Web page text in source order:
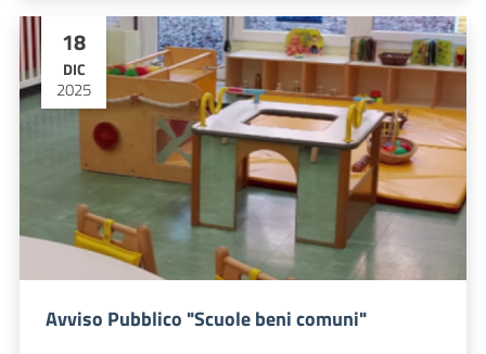
18
DIC
2025
Avviso Pubblico "Scuole beni comuni"